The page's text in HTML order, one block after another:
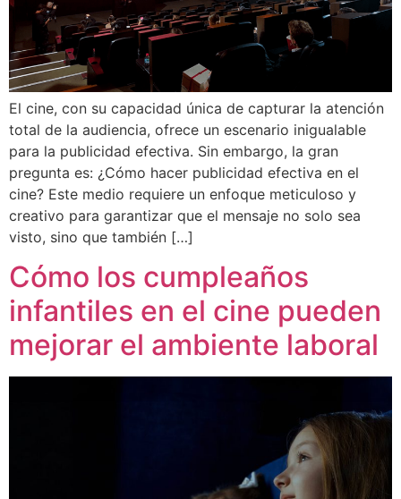
El cine, con su capacidad única de capturar la atención
total de la audiencia, ofrece un escenario inigualable
para la publicidad efectiva. Sin embargo, la gran
pregunta es: ¿Cómo hacer publicidad efectiva en el
cine? Este medio requiere un enfoque meticuloso y
creativo para garantizar que el mensaje no solo sea
visto, sino que también […]
Cómo los cumpleaños
infantiles en el cine pueden
mejorar el ambiente laboral